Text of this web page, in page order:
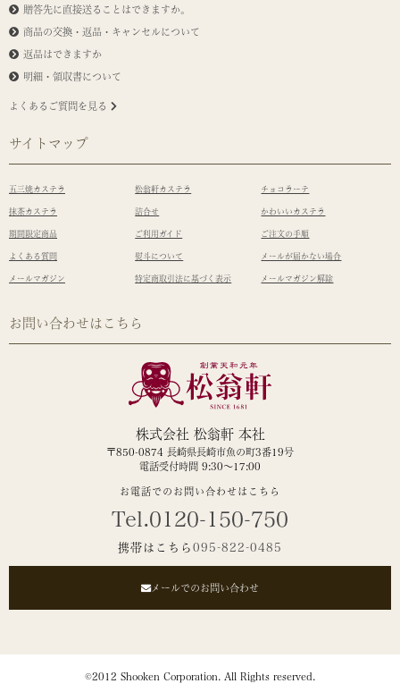
贈答先に直接送ることはできますか。
商品の交換・返品・キャンセルについて
返品はできますか
明細・領収書について
よくあるご質問を見る
サイトマップ
五三焼カステラ 松翁軒カステラ チョコラーテ
抹茶カステラ 詰合せ かわいいカステラ
期間限定商品 ご利用ガイド ご注文の手順
よくある質問 熨斗について メールが届かない場合
メールマガジン 特定商取引法に基づく表示 メールマガジン解除
お問い合わせはこちら
株式会社 松翁軒 本社
〒850-0874 長崎県長崎市魚の町3番19号
電話受付時間 9:30～17:00
お電話でのお問い合わせはこちら
Tel.0120-150-750
携帯はこちら 095-822-0485
メールでのお問い合わせ
©2012 Shooken Corporation. All Rights reserved.